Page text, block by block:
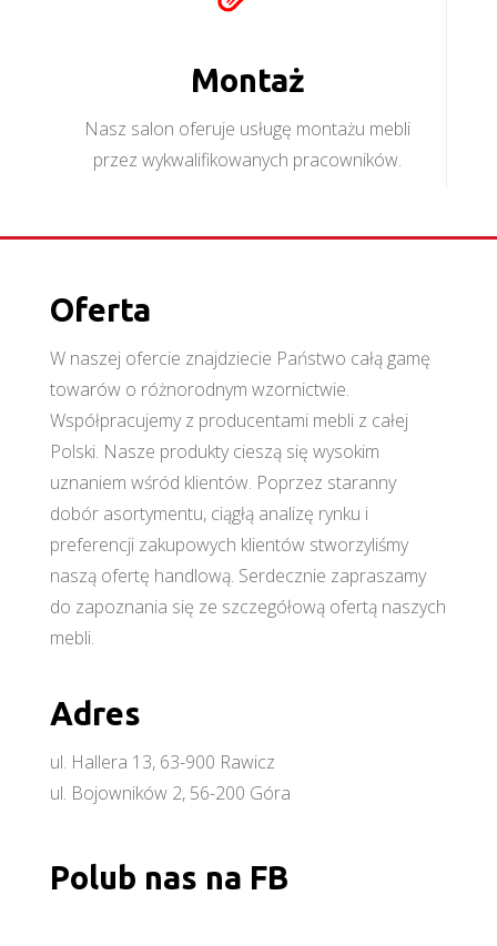
Montaż
Nasz salon oferuje usługę montażu mebli
przez wykwalifikowanych pracowników.
Oferta
W naszej ofercie znajdziecie Państwo całą gamę
towarów o różnorodnym wzornictwie.
Współpracujemy z producentami mebli z całej
Polski. Nasze produkty cieszą się wysokim
uznaniem wśród klientów. Poprzez staranny
dobór asortymentu, ciągłą analizę rynku i
preferencji zakupowych klientów stworzyliśmy
naszą ofertę handlową. Serdecznie zapraszamy
do zapoznania się ze szczegółową ofertą naszych
mebli.
Adres
ul. Hallera 13, 63-900 Rawicz
ul. Bojowników 2, 56-200 Góra
Polub nas na FB